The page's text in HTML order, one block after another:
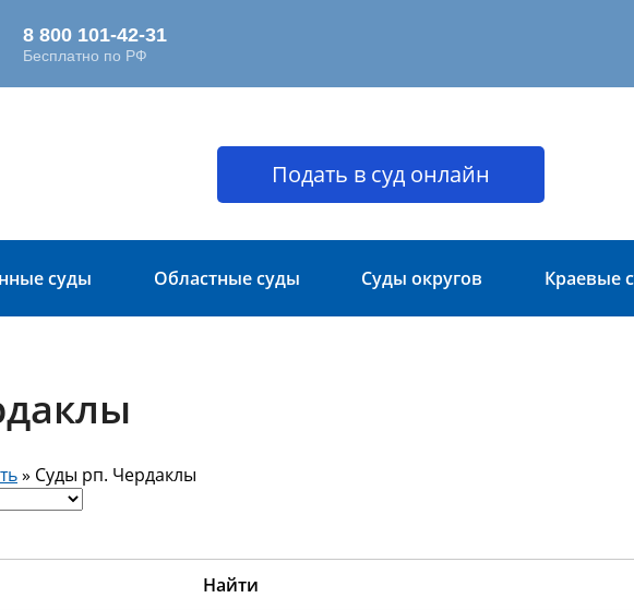
Подать в суд онлайн
суды Областные суды Суды округов Краевые
» Суды рп. Чердаклы